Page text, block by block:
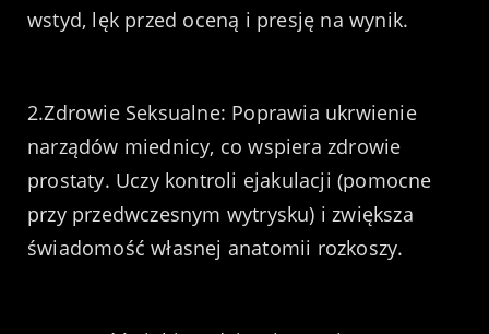
wstyd, lęk przed oceną i presję na wynik.
2.Zdrowie Seksualne: Poprawia ukrwienie
narządów miednicy, co wspiera zdrowie
prostaty. Uczy kontroli ejakulacji (pomocne
przy przedwczesnym wytrysku) i zwiększa
świadomość własnej anatomii rozkoszy.